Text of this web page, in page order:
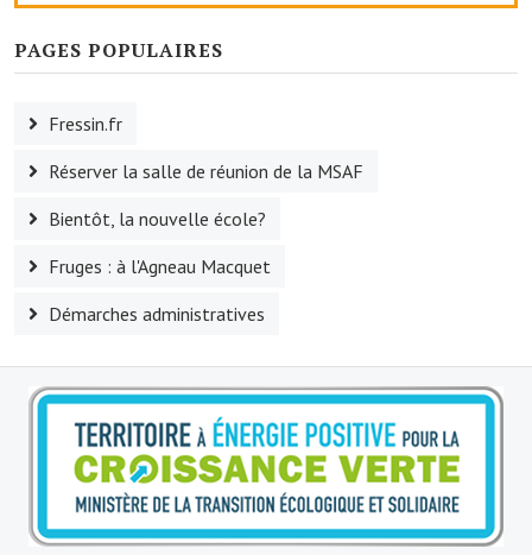
Les sculptures du village
Une église dans l'église
Fressin, cité verte et tourisme sportif
Le sentier de la Planquette
Fressin, lauréat village fleuri
Les foulées Fressinoises
Le parcours cyclo le soleil de satan
Acteurs du tourisme
Les étangs de Fressin
PAGES POPULAIRES
Fressin.fr
Réserver la salle de réunion de la MSAF
Bientôt, la nouvelle école?
Fruges : à l'Agneau Macquet
Démarches administratives